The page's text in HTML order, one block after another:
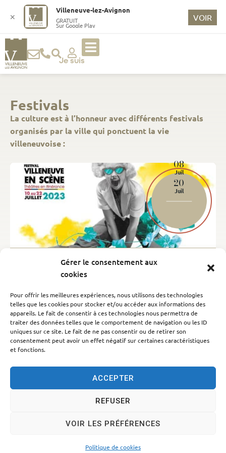
Gérer le consentement aux
cookies
Pour offrir les meilleures expériences, nous utilisons des technologies
telles que les cookies pour stocker et/ou accéder aux informations des
appareils. Le fait de consentir à ces technologies nous permettra de
traiter des données telles que le comportement de navigation ou les ID
uniques sur ce site. Le fait de ne pas consentir ou de retirer son
consentement peut avoir un effet négatif sur certaines caractéristiques
et fonctions.
ACCEPTER
REFUSER
VOIR LES PRÉFÉRENCES
Politique de cookies
Je suis
Festivals
La culture est à l’honneur avec différents festivals
organisés par la ville qui ponctuent la vie
villeneuvoise :
Villeneuve en scène 2023
Culture
en proposant unlarge panoramad’aujourd’hui en
spectacle vivant etouvre la définition de
l’itinérance.
En savoir plus
08
Juil
20
Juil
Traitement des données personnelles
✕
Villeneuve-lez-Avignon
GRATUIT
Sur Google Play
VOIR